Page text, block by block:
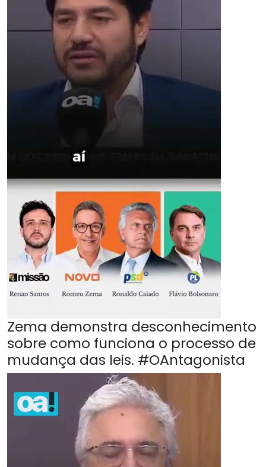
Zema demonstra desconhecimento
sobre como funciona o processo de
mudança das leis. #OAntagonista